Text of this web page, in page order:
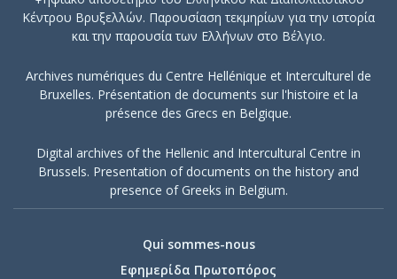
αντανακλά τη
θεσμική μορφή
του εκδότη
κατά το έτος
έκδοσης.
Κέντρου Βρυξελλών. Παρουσίαση τεκμηρίων για την ιστορία
και την παρουσία των Ελλήνων στο Βέλγιο.
Archives numériques du Centre Hellénique et Interculturel de
Bruxelles. Présentation de documents sur l'histoire et la
présence des Grecs en Belgique.
Digital archives of the Hellenic and Intercultural Centre in
Brussels. Presentation of documents on the history and
presence of Greeks in Belgium.
Qui sommes-nous
Εφημερίδα Πρωτοπόρος